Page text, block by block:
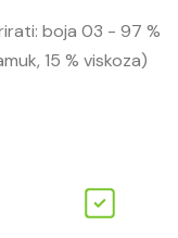
boja 03 - 97 %
15 % viskoza)